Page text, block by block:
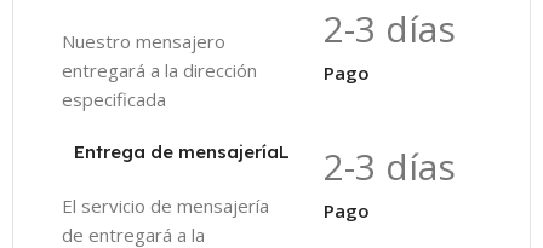
Nuestro mensajero
entregará a la dirección
especificada
2-3 días
Pago
Entrega de mensajeríaL
El servicio de mensajería
de entregará a la
2-3 días
Pago